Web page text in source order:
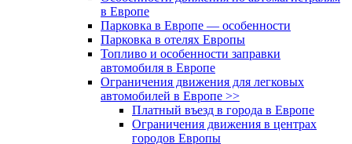
в Европе
Парковка в Европе — особенности
Парковка в отелях Европы
Топливо и особенности заправки
автомобиля в Европе
Ограничения движения для легковых
автомобилей в Европе >>
Платный въезд в города в Европе
Ограничения движения в центрах
городов Европы